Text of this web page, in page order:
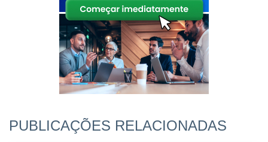
PUBLICAÇÕES RELACIONADAS